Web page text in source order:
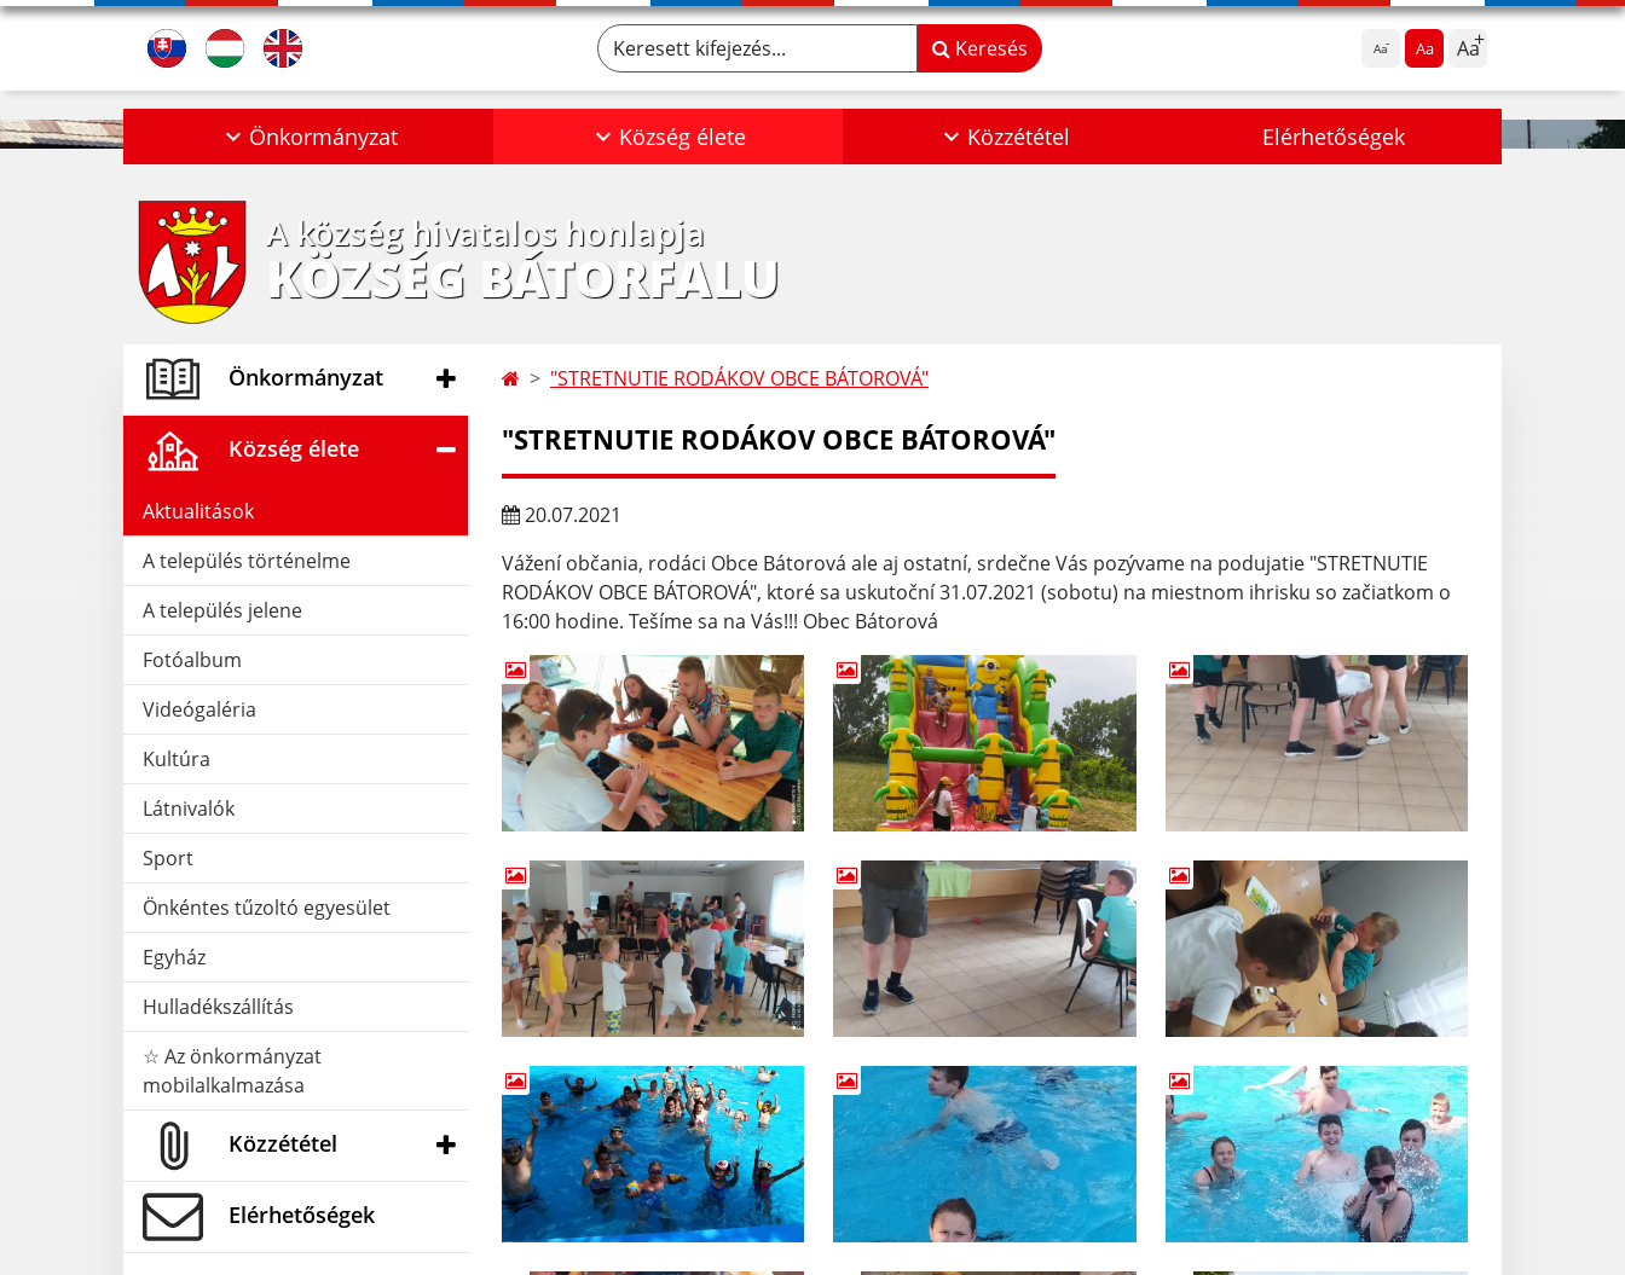
Aa Aa Aa
Keresett kifejezés... Keresés
Önkormányzat Község élete Közzététel Elérhetőségek
A község hivatalos honlapja
KÖZSÉG BÁTORFALU
Önkormányzat
Község élete
Aktualitások
A település történelme
A település jelene
Fotóalbum
Videógaléria
Kultúra
Látnivalók
Sport
Önkéntes tűzoltó egyesület
Egyház
Hulladékszállítás
☆ Az önkormányzat
mobilalkalmazása
Közzététel
Elérhetőségek
"STRETNUTIE RODÁKOV OBCE BÁTOROVÁ"
"STRETNUTIE RODÁKOV OBCE BÁTOROVÁ"
20.07.2021
Vážení občania, rodáci Obce Bátorová ale aj ostatní, srdečne Vás pozývame na podujatie "STRETNUTIE
RODÁKOV OBCE BÁTOROVÁ", ktoré sa uskutoční 31.07.2021 (sobotu) na miestnom ihrisku so začiatkom o
16:00 hodine. Tešíme sa na Vás!!! Obec Bátorová